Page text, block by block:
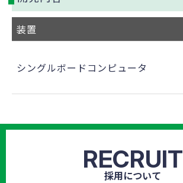
装置
シングルボードコンピュータ
RECRUIT
採用について